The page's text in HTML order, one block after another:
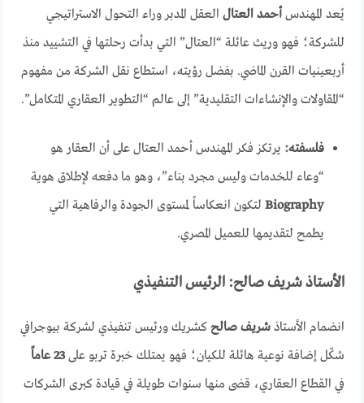
يُعد المهندسأحمد العتال العقل المدبر وراء التحول الاستراتيجي
للشركة؛ فهو وريث عائلة “العتال” التي بدأت رحلتها في التشييد منذ
أربعينيات القرن الماضي. بفضل رؤيته، استطاع نقل الشركة من مفهوم
“المقاولات والإنشاءات التقليدية” إلى عالم “التطوير العقاري المتكامل”.
فلسفته: يرتكز فكر المهندس أحمد العتال على أن العقار هو
“وعاء للخدمات وليس مجرد بناء”، وهو ما دفعه لإطلاق هوية
Biography لتكون انعكاساً لمستوى الجودة والرفاهية التي
يطمح لتقديمها للعميل المصري.
الأستاذ شريف صالح: الرئيس التنفيذي
انضمام الأستاذشريف صالح كشريك ورئيس تنفيذي لشركة بيوجرافي
شكّل إضافة نوعية هائلة للكيان؛ فهو يمتلك خبرة تربو على23 عاماً
في القطاع العقاري، قضى منها سنوات طويلة في قيادة كبرى الشركات